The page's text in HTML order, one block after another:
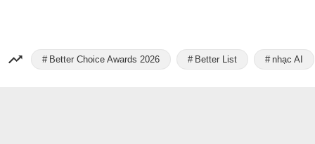
Better Choice Awards 2026 Better List nhạc AI